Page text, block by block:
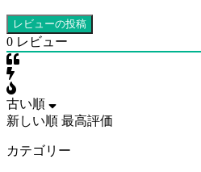
0 レビュー
古い順
新しい順 最高評価
カテゴリー